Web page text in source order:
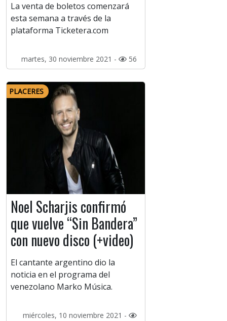
La venta de boletos comenzará
esta semana a través de la
plataforma Ticketera.com
martes, 30 noviembre 2021 - 56
PLACERES
Noel Scharjis confirmó
que vuelve “Sin Bandera”
con nuevo disco (+video)
El cantante argentino dio la
noticia en el programa del
venezolano Marko Música.
miércoles, 10 noviembre 2021 -